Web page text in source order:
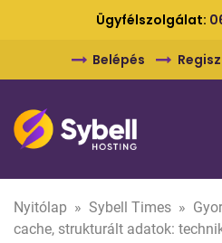
Ügyfélszolgálat:
Belépés
Nyitólap » Sybell Times »
cache, strukturált adatok: